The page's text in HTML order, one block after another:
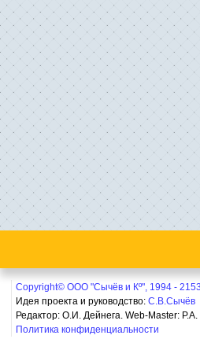
Copyright© ООО "Сычёв и Кº", 1994 -
Идея проекта и руководство: С.В.Сычёв
Редактор: О.И. Дейнега. Web-Master:
Политика конфиденциальности